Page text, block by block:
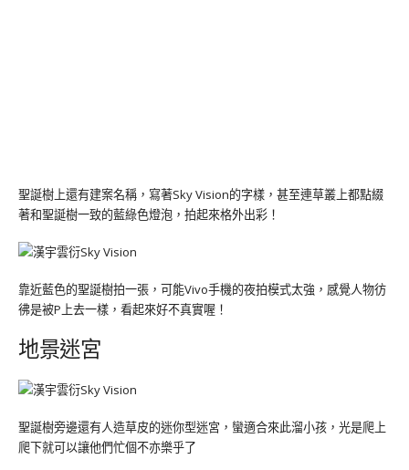
聖誕樹上還有建案名稱，寫著Sky Vision的字樣，甚至連草叢上都點綴
著和聖誕樹一致的藍綠色燈泡，拍起來格外出彩！
靠近藍色的聖誕樹拍一張，可能Vivo手機的夜拍模式太強，感覺人物彷
彿是被P上去一樣，看起來好不真實喔！
地景迷宮
聖誕樹旁邊還有人造草皮的迷你型迷宮，蠻適合來此溜小孩，光是爬上
爬下就可以讓他們忙個不亦樂乎了